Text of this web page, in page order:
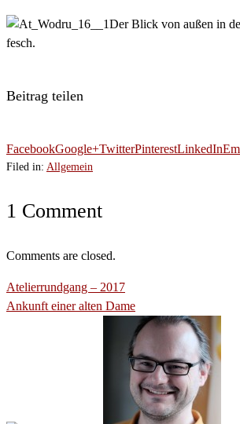
Der Blick von außen in
fesch.
Beitrag teilen
FacebookGoogle+TwitterPinterestLinkedIn
Filed in: Allgemein
1 Comment
Comments are closed.
Atelierrundgang – 2017
Ankunft einer alten Dame